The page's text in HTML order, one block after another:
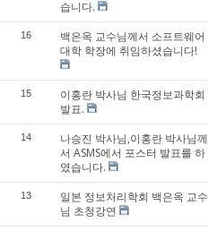
습니다.
16
백은옥 교수님께서 소프트웨어
대학 학장에 취임하셨습니다!
15
이홍란 박사님 한국정보과학회
발표.
14
나승진 박사님,이홍란 박사님께
서 ASMS에서 포스터 발표를 하
였습니다.
13
일본 정보처리학회 백은옥 교수
님 초청강연